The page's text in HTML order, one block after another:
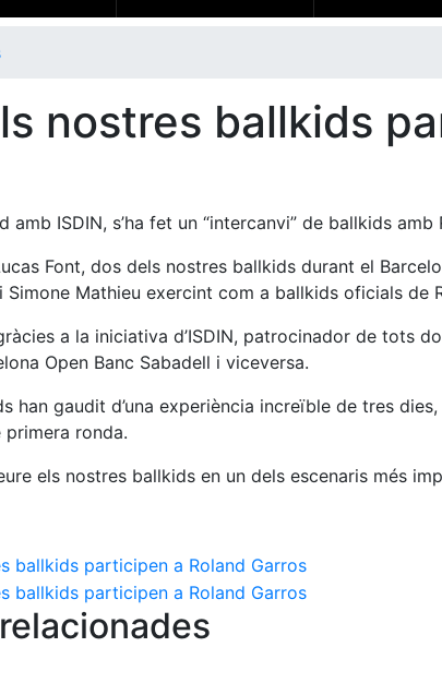
nostres ballkids
amb ISDIN, s’ha fet un “intercanvi” de ballkids amb
Font, dos dels nostres ballkids durant el
Simone Mathieu exercint com a ballkids oficials de
a la iniciativa d’ISDIN, patrocinador de tots
Open Banc Sabadell i viceversa.
han gaudit d’una experiència increïble de tres
ronda.
els nostres ballkids en un dels escenaris més